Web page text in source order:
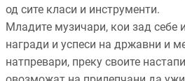
од сите класи и инструменти.
Младите музичари, кои зад себе
награди и успеси на државни и
натпревари, преку своите